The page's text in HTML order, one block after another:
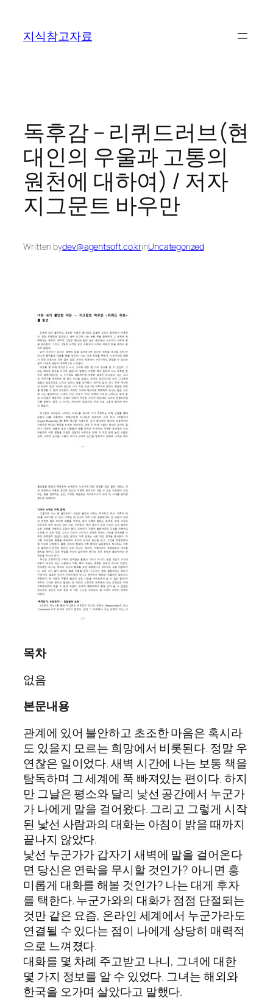
지식참고자료
독후감 – 리퀴드러브(현
대인의 우울과 고통의
원천에 대하여) / 저자
지그문트 바우만
Written bydev@agentsoft.co.krinUncategorized
목차
없음
본문내용
관계에 있어 불안하고 초조한 마음은 혹시라
도 있을지 모르는 희망에서 비롯된다. 정말 우
연찮은 일이었다. 새벽 시간에 나는 보통 책을
탐독하며 그 세계에 푹 빠져있는 편이다. 하지
만 그날은 평소와 달리 낯선 공간에서 누군가
가 나에게 말을 걸어왔다. 그리고 그렇게 시작
된 낯선 사람과의 대화는 아침이 밝을 때까지
끝나지 않았다.
낯선 누군가가 갑자기 새벽에 말을 걸어온다
면 당신은 연락을 무시할 것인가? 아니면 흥
미롭게 대화를 해볼 것인가? 나는 대게 후자
를 택한다. 누군가와의 대화가 점점 단절되는
것만 같은 요즘, 온라인 세계에서 누군가라도
연결될 수 있다는 점이 나에게 상당히 매력적
으로 느껴졌다.
대화를 몇 차례 주고받고 나니, 그녀에 대한
몇 가지 정보를 알 수 있었다. 그녀는 해외와
한국을 오가며 살았다고 말했다.